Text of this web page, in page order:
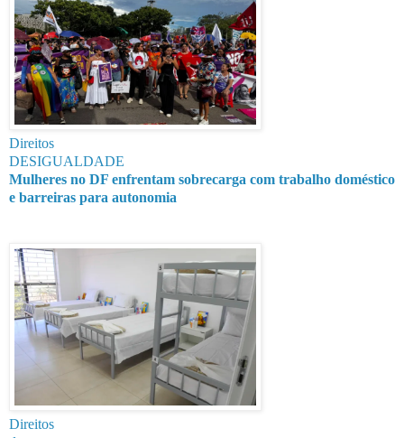
Direitos
DESIGUALDADE
Mulheres no DF enfrentam sobrecarga com trabalho doméstico
e barreiras para autonomia
Direitos